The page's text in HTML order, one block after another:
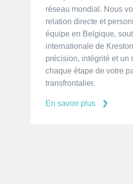
réseau mondial. Nous
relation directe et
équipe en Belgique,
internationale de
précision, intégrité et un
chaque étape de votre
transfrontalier.
En savoir plus